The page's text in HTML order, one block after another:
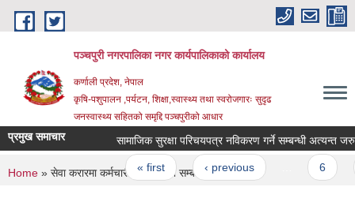
Skip to main content
पञ्चपुरी नगरपालिका नगर कार्यपालिकाको कार्यालय
कर्णाली प्रदेश, नेपाल
कृषि-पशुपालन ,पर्यटन, शिक्षा,स्वास्थ्य तथा स्वरोजगारः सुदृढ
जनस्वास्थ्य सहितको समृद्दि पञ्चपुरीको आधार
प्रमुख समाचार सामाजिक सुरक्षा परिचयपत्र नविकरण गर्ने सम्बन्धी अत्यन्त जरुरी
Pages
« first ‹ previous
You are here
Home » सेवा करारमा कर्मचारी आवश्यकता सम्बन्धी सूचना ।